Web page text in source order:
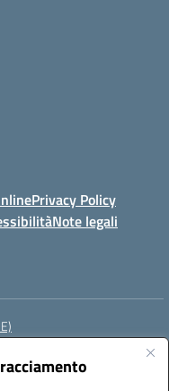
Privacy Policy
Note legali